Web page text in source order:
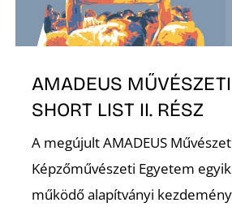
AMADEUS
SHORT LIST II. RÉSZ
A megújult AMADEUS
Képzőművészeti Egyetem
működő alapítványi